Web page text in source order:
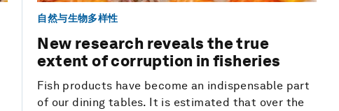
自然与生物多样性
New research reveals the true
extent of corruption in fisheries
Fish products have become an indispensable part
of our dining tables. It is estimated that over the